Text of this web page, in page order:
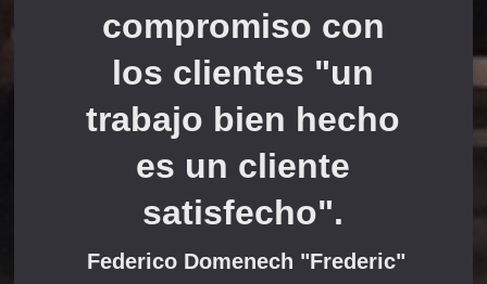
compromiso con
los clientes "un
trabajo bien hecho
es un cliente
satisfecho".
Federico Domenech "Frederic"